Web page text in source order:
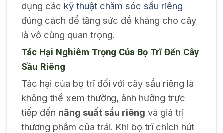
dụng các kỹ thuật chăm sóc sầu riêng
đúng cách để tăng sức đề kháng cho cây
là vô cùng quan trọng.
Tác Hại Nghiêm Trọng Của Bọ Trĩ Đến Cây
Sầu Riêng
Tác hại của bọ trĩ đối với cây sầu riêng là
không thể xem thường, ảnh hưởng trực
tiếp đến năng suất sầu riêng và giá trị
thương phẩm của trái. Khi bọ trĩ chích hút